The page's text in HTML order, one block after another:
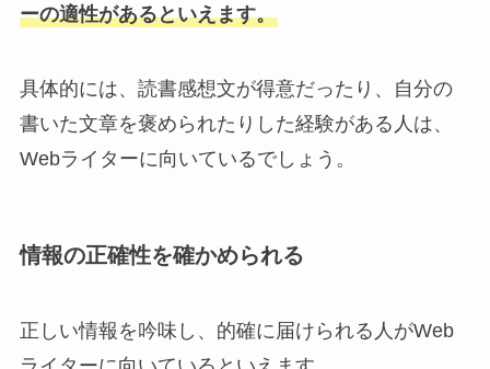
ーの適性があるといえます。
具体的には、読書感想文が得意だったり、自分の
書いた文章を褒められたりした経験がある人は、
Webライターに向いているでしょう。
情報の正確性を確かめられる
正しい情報を吟味し、的確に届けられる人がWeb